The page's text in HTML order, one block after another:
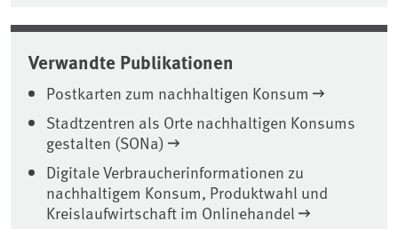
Verwandte Publikationen
Postkarten zum nachhaltigen Konsum
Stadtzentren als Orte nachhaltigen Konsums
gestalten (SONa)
Digitale Verbraucherinformationen zu
nachhaltigem Konsum, Produktwahl und
Kreislaufwirtschaft im Onlinehandel